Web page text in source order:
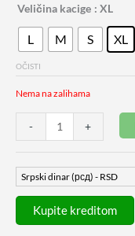
Veličina kacige : XL
L M S XL
OČISTI
Nema na zalihama
- +
Srpski dinar (рсд) - RSD
Kupite kreditom